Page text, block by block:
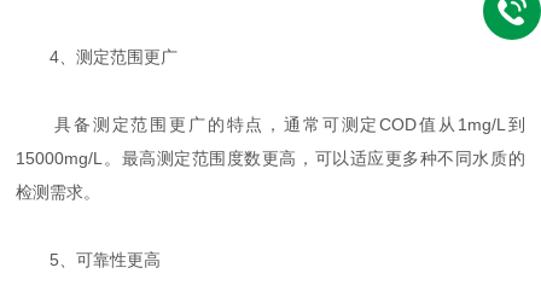
4、测定范围更广
具备测定范围更广的特点，通常可测定COD值从1mg/L到
15000mg/L。最高测定范围度数更高，可以适应更多种不同水质的
检测需求。
5、可靠性更高